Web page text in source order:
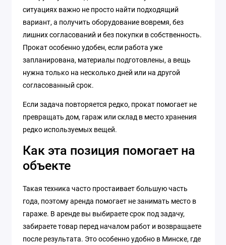
ситуациях важно не просто найти подходящий
вариант, а получить оборудование вовремя, без
лишних согласований и без покупки в собственность.
Прокат особенно удобен, если работа уже
запланирована, материалы подготовлены, а вещь
нужна только на несколько дней или на другой
согласованный срок.
Если задача повторяется редко, прокат помогает не
превращать дом, гараж или склад в место хранения
редко используемых вещей.
Как эта позиция помогает на
объекте
Такая техника часто простаивает большую часть
года, поэтому аренда помогает не занимать место в
гараже. В аренде вы выбираете срок под задачу,
забираете товар перед началом работ и возвращаете
после результата. Это особенно удобно в Минске, где